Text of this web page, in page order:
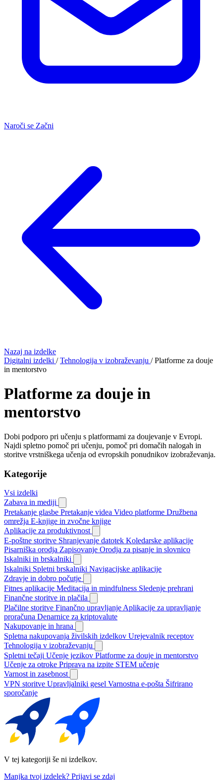
Naroči se Začni
Nazaj na izdelke
Digitalni izdelki / Tehnologija v izobraževanju / Platforme za douje
in mentorstvo
Platforme za douje in
mentorstvo
Dobi podporo pri učenju s platformami za doujevanje v Evropi.
Najdi spletno pomoč pri učenju, pomoč pri domačih nalogah in
storitve vrstniškega učenja od evropskih ponudnikov izobraževanja.
Kategorije
Vsi izdelki
Zabava in mediji
Pretakanje glasbe Pretakanje videa Video platforme Družbena
omrežja E-knjige in zvočne knjige
Aplikacije za produktivnost
E-poštne storitve Shranjevanje datotek Koledarske aplikacije
Pisarniška orodja Zapisovanje Orodja za pisanje in slovnico
Iskalniki in brskalniki
Iskalniki Spletni brskalniki Navigacijske aplikacije
Zdravje in dobro počutje
Fitnes aplikacije Meditacija in mindfulness Sledenje prehrani
Finančne storitve in plačila
Plačilne storitve Finančno upravljanje Aplikacije za upravljanje
proračuna Denarnice za kriptovalute
Nakupovanje in hrana
Spletna nakupovanja živilskih izdelkov Urejevalnik receptov
Tehnologija v izobraževanju
Spletni tečaji Učenje jezikov Platforme za douje in mentorstvo
Učenje za otroke Priprava na izpite STEM učenje
Varnost in zasebnost
VPN storitve Upravljalniki gesel Varnostna e-pošta Šifrirano
sporočanje
V tej kategoriji še ni izdelkov.
Manjka tvoj izdelek? Prijavi se zdaj